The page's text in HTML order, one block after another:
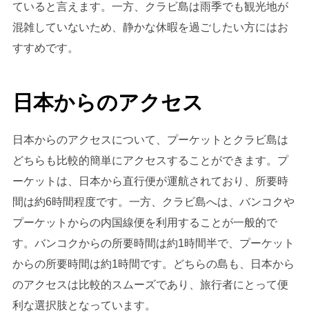
ていると言えます。一方、クラビ島は雨季でも観光地が
混雑していないため、静かな休暇を過ごしたい方にはお
すすめです。
日本からのアクセス
日本からのアクセスについて、プーケットとクラビ島は
どちらも比較的簡単にアクセスすることができます。プ
ーケットは、日本から直行便が運航されており、所要時
間は約6時間程度です。一方、クラビ島へは、バンコクや
プーケットからの内国線便を利用することが一般的で
す。バンコクからの所要時間は約1時間半で、プーケット
からの所要時間は約1時間です。どちらの島も、日本から
のアクセスは比較的スムーズであり、旅行者にとって便
利な選択肢となっています。